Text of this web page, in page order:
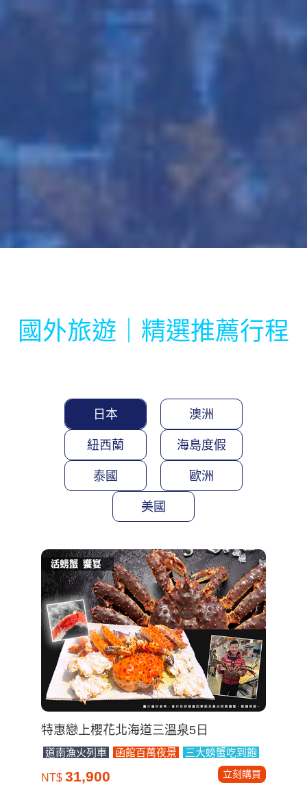
國外旅遊｜精選推薦行程
日本 澳洲
紐西蘭 海島度假
泰國 歐洲
美國
特惠戀上櫻花北海道三溫泉5日
道南漁火列車 函館百萬夜景 三大螃蟹吃到飽
NT$ 31,900 立刻購買